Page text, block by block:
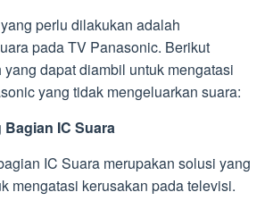
perlu dilakukan adalah
pada TV Panasonic. Berikut
dapat diambil untuk mengatasi
yang tidak mengeluarkan suara:
IC Suara
IC Suara merupakan solusi yang
mengatasi kerusakan pada televisi.